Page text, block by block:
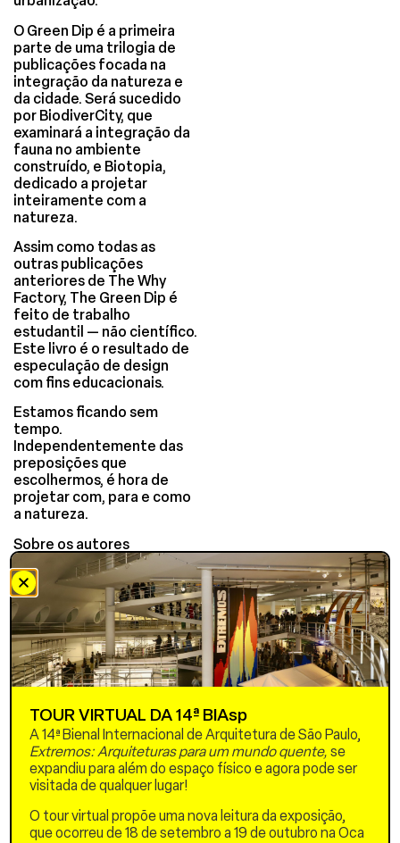
O Green Dip é a primeira
parte de uma trilogia de
publicações focada na
integração da natureza e
da cidade. Será sucedido
por BiodiverCity, que
examinará a integração da
fauna no ambiente
construído, e Biotopia,
dedicado a projetar
inteiramente com a
natureza.
Assim como todas as
outras publicações
anteriores de The Why
Factory, The Green Dip é
feito de trabalho
estudantil — não científico.
Este livro é o resultado de
especulação de design
com fins educacionais.
Estamos ficando sem
tempo.
Independentemente das
preposições que
escolhermos, é hora de
projetar com, para e como
a natureza.
Sobre os autores
Winy Maas
Winy Maas é o Diretor de
The Why Factory e Sócio
Fundador e Arquiteto
Principal da MVRDV. Ele
recebeu aclamação
internacional por sua ampla
gama de projetos de
planejamento urbano e
construção, em todas as
tipologias e escalas. Na The
Why Factory da TU Delft,
Maas desafia os limites dos
padrões estabelecidos
para produzir soluções que
reimaginam como vivemos,
TOUR VIRTUAL DA 14ª BIAsp
A 14ª Bienal Internacional de Arquitetura de São Paulo,
Extremos: Arquiteturas para um mundo quente, se
expandiu para além do espaço físico e agora pode ser
visitada de qualquer lugar!
O tour virtual propõe uma nova leitura da exposição,
que ocorreu de 18 de setembro a 19 de outubro na Oca